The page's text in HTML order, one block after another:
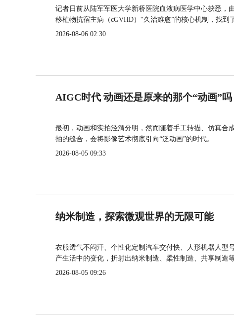
记者日前从陆军军医大学新桥医院血液病医学中心获悉，
移植物抗宿主病（cGVHD）“久治难愈”的核心机制，找到
2026-08-06 02:30
AIGC时代 动画还是原来的那个“动画”吗
最初，动画和实拍泾渭分明，然而随着手工转描、仿真
拍的缝合，会将影像艺术彻底引向“泛动画”的时代。
2026-08-05 09:33
纳米制造，探索微观世界的无限可能
衣服透气不闷汗、个性化定制汽车交付快、人形机器人
产生活中的变化，折射出纳米制造、柔性制造、共享制造
2026-08-05 09:26